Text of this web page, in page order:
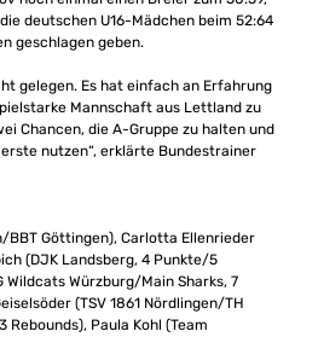
deutschen U16-Mädchen beim 52:64
geschlagen geben.
gelegen. Es hat einfach an Erfahrung
Mannschaft aus Lettland zu
Chancen, die A-Gruppe zu halten und
nutzen“, erklärte Bundestrainer
BBT Göttingen), Carlotta Ellenrieder
(DJK Landsberg, 4 Punkte/5
Wildcats Würzburg/Main Sharks, 7
(TSV 1861 Nördlingen/TH
Rebounds), Paula Kohl (Team